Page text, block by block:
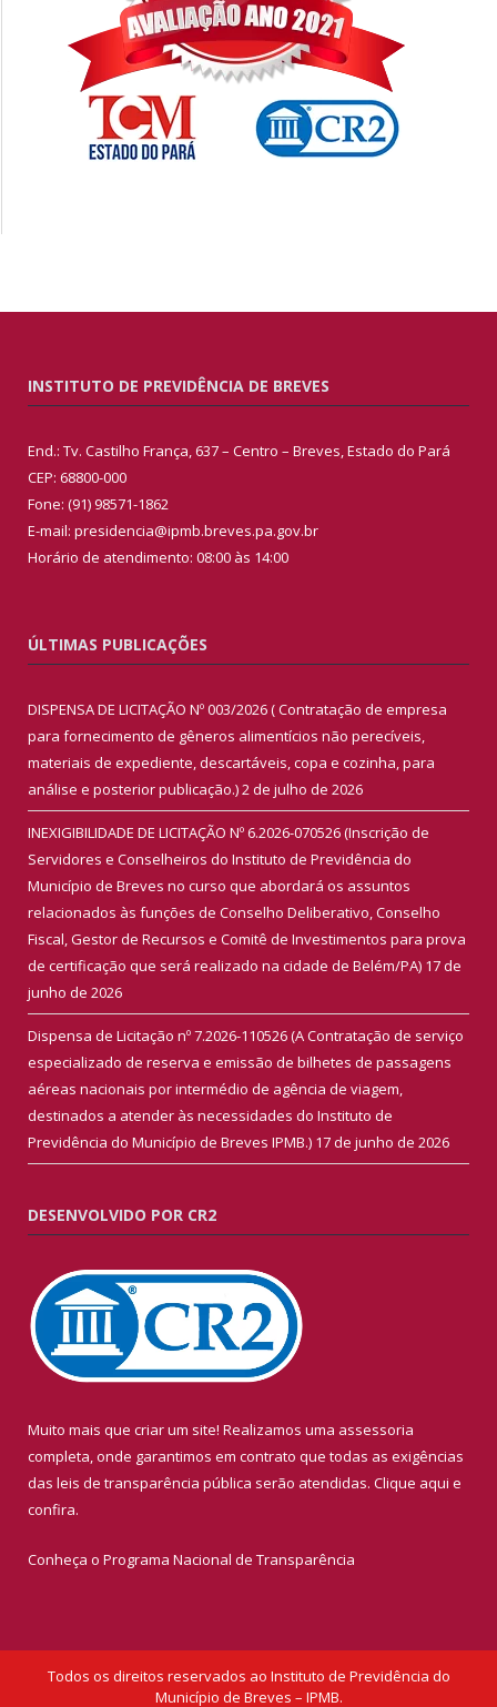
INSTITUTO DE PREVIDÊNCIA DE BREVES
End.: Tv. Castilho França, 637 – Centro – Breves, Estado do Pará
CEP: 68800-000
Fone: (91) 98571-1862
E-mail: presidencia@ipmb.breves.pa.gov.br
Horário de atendimento: 08:00 às 14:00
ÚLTIMAS PUBLICAÇÕES
DISPENSA DE LICITAÇÃO Nº 003/2026 ( Contratação de empresa
para fornecimento de gêneros alimentícios não perecíveis,
materiais de expediente, descartáveis, copa e cozinha, para
análise e posterior publicação.)2 de julho de 2026
INEXIGIBILIDADE DE LICITAÇÃO Nº 6.2026-070526 (Inscrição de
Servidores e Conselheiros do Instituto de Previdência do
Município de Breves no curso que abordará os assuntos
relacionados às funções de Conselho Deliberativo, Conselho
Fiscal, Gestor de Recursos e Comitê de Investimentos para prova
de certificação que será realizado na cidade de Belém/PA) 17 de
junho de 2026
Dispensa de Licitação nº 7.2026-110526 (A Contratação de serviço
especializado de reserva e emissão de bilhetes de passagens
aéreas nacionais por intermédio de agência de viagem,
destinados a atender às necessidades do Instituto de
Previdência do Município de Breves IPMB.) 17 de junho de 2026
DESENVOLVIDO POR CR2
Muito mais que criar um site! Realizamos uma assessoria
completa, onde garantimos em contrato que todas as exigências
das leis de transparência pública serão atendidas. Clique aqui e
confira.
Conheça o Programa Nacional de Transparência
Todos os direitos reservados ao Instituto de Previdência do
Município de Breves – IPMB.